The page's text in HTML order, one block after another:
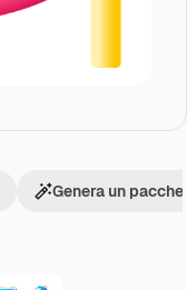
Genera un